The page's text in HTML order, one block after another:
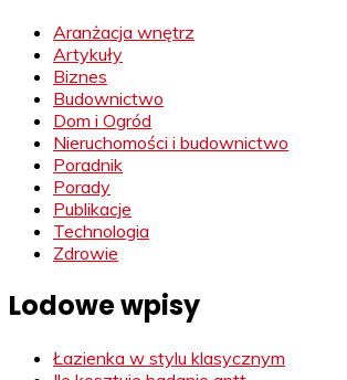
Aranżacja wnętrz
Artykuły
Biznes
Budownictwo
Dom i Ogród
Nieruchomości i budownictwo
Poradnik
Porady
Publikacje
Technologia
Zdrowie
Lodowe wpisy
Łazienka w stylu klasycznym